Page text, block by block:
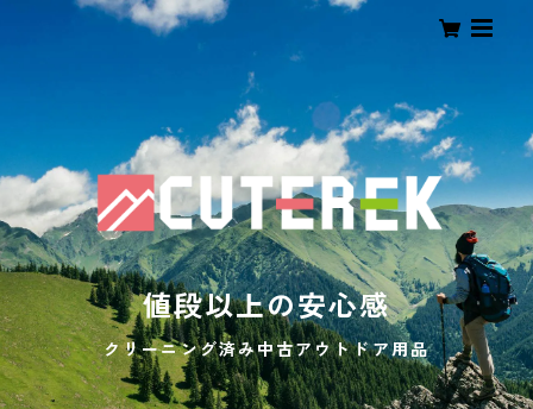
値段以上の安心感
クリーニング済み中古アウトドア用品